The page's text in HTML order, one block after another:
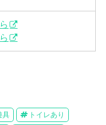
具 トイレあり